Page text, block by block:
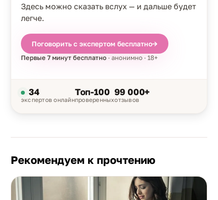
Здесь можно сказать вслух — и дальше будет
легче.
Поговорить с экспертом бесплатно→
Первые 7 минут бесплатно · анонимно · 18+
34
экспертов онлайн
Топ-100
проверенных
99 000+
отзывов
Рекомендуем к прочтению